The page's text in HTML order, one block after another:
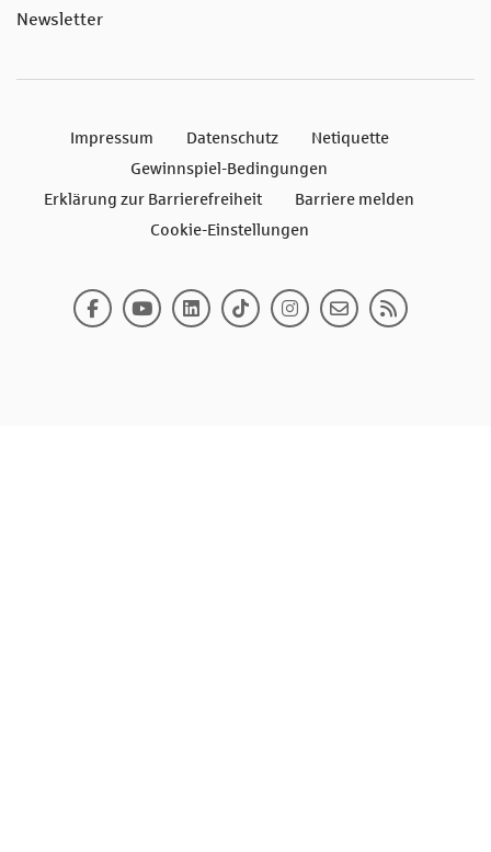
Newsletter
Impressum Datenschutz
Netiquette
Gewinnspiel-Bedingungen
Erklärung zur Barrierefreiheit
Barriere melden
Cookie-Einstellungen